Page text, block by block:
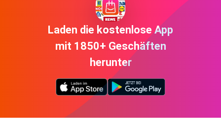
Laden die kostenlose App
mit 1850+ Geschäften
herunter